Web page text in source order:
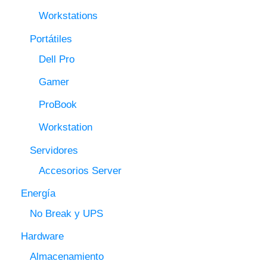
Workstations
Portátiles
Dell Pro
Gamer
ProBook
Workstation
Servidores
Accesorios Server
Energía
No Break y UPS
Hardware
Almacenamiento